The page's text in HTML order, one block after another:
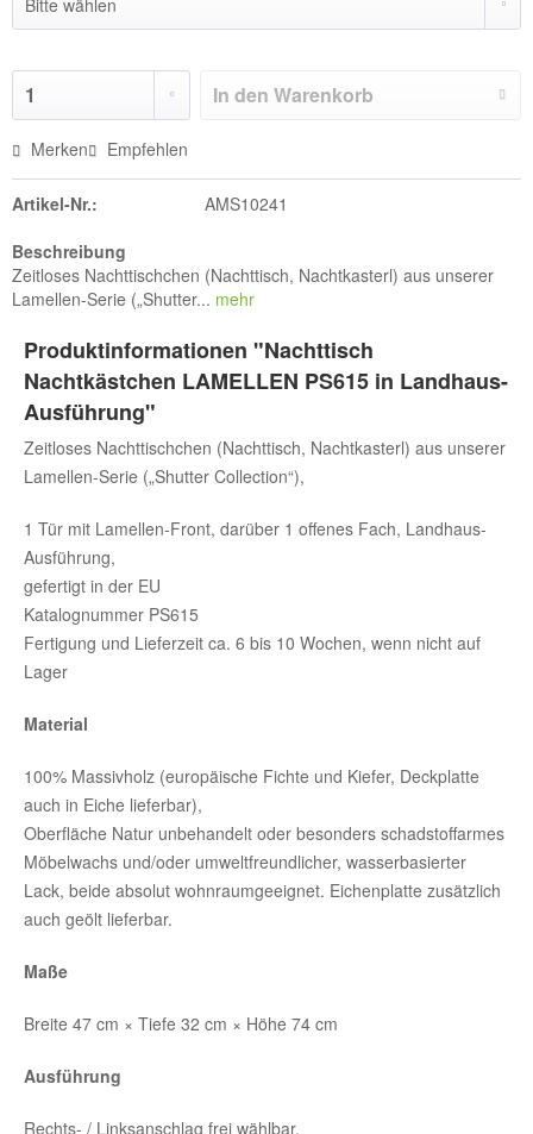
In den Warenkorb
Merken Empfehlen
Artikel-Nr.:
AMS10241
Beschreibung
Zeitloses Nachttischchen (Nachttisch, Nachtkasterl) aus unserer
Lamellen-Serie („Shutter... mehr
Produktinformationen "Nachttisch
Nachtkästchen LAMELLEN PS615 in Landhaus-
Ausführung"
Zeitloses Nachttischchen (Nachttisch, Nachtkasterl) aus unserer
Lamellen-Serie („Shutter Collection“),
1 Tür mit Lamellen-Front, darüber 1 offenes Fach, Landhaus-
Ausführung,
gefertigt in der EU
Katalognummer PS615
Fertigung und Lieferzeit ca. 6 bis 10 Wochen, wenn nicht auf
Lager
Material
100% Massivholz (europäische Fichte und Kiefer, Deckplatte
auch in Eiche lieferbar),
Oberfläche Natur unbehandelt oder besonders schadstoffarmes
Möbelwachs und/oder umweltfreundlicher, wasserbasierter
Lack, beide absolut wohnraumgeeignet. Eichenplatte zusätzlich
auch geölt lieferbar.
Maße
Breite 47 cm × Tiefe 32 cm × Höhe 74 cm
Ausführung
Rechts- / Linksanschlag frei wählbar.